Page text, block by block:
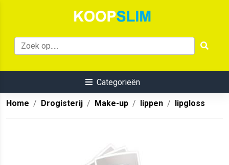
Categorieën
Home Drogisterij Make-up lippen lipgloss